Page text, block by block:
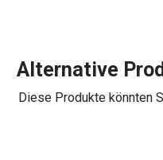
Alternative
Diese Produkte könnten